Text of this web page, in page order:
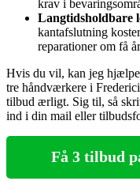
krav i
Langtidsholdbare
kantafslutning
reparationer om få
Hvis du vil, kan jeg
tre håndværkere i
tilbud ærligt. Sig til, så
ind i din mail eller
Få 3 tilbud